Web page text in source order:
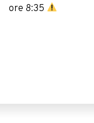
ore 8:35